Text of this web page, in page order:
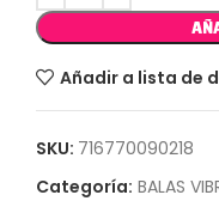
Añadir a lista de
SKU: 716770090218
Categoría: BALAS